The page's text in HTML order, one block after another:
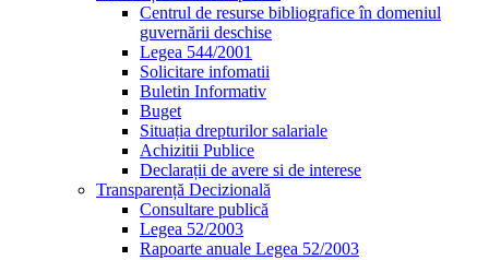
Centrul de resurse bibliografice în domeniul
guvernării deschise
Legea 544/2001
Solicitare infomatii
Buletin Informativ
Buget
Situația drepturilor salariale
Achizitii Publice
Declarații de avere si de interese
Transparență Decizională
Consultare publică
Legea 52/2003
Rapoarte anuale Legea 52/2003